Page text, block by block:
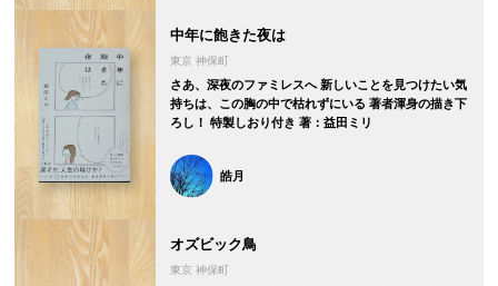
中年に飽きた夜は
東京 神保町
さあ、深夜のファミレスへ 新しいことを見つけたい気
持ちは、この胸の中で枯れずにいる 著者渾身の描き下
ろし！ 特製しおり付き 著：益田ミリ
皓月
オズビック鳥
東京 神保町